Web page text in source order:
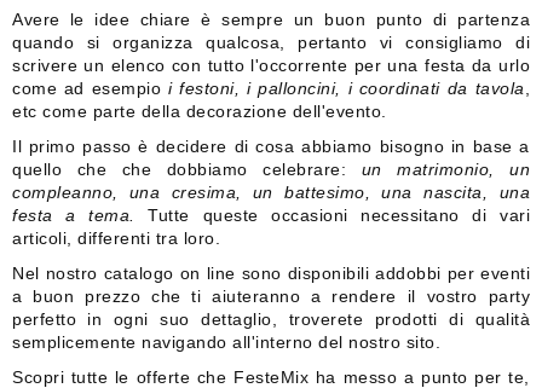
Avere le idee chiare è sempre un buon punto di partenza
quando si organizza qualcosa, pertanto vi consigliamo di
scrivere un elenco con tutto l'occorrente per una festa da urlo
come ad esempio i festoni, i palloncini, i coordinati da tavola
etc come parte della decorazione dell'evento.
Il primo passo è decidere di cosa abbiamo bisogno in base a
quello che che dobbiamo celebrare: un matrimonio, un
compleanno, una cresima, un battesimo, una nascita, una
festa a tema.
Tutte queste occasioni necessitano di vari
articoli, differenti tra loro.
Nel nostro catalogo on line sono disponibili addobbi per eventi
a buon prezzo che ti aiuteranno a rendere il vostro party
perfetto in ogni suo dettaglio, troverete prodotti di qualità
semplicemente navigando all'interno del nostro sito.
Scopri tutte le offerte che FesteMix ha messo a punto per te,